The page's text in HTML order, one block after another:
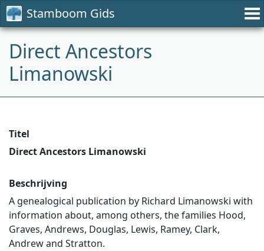
Stamboom Gids
Direct Ancestors
Limanowski
Titel
Direct Ancestors Limanowski
Beschrijving
A genealogical publication by Richard Limanowski with
information about, among others, the families Hood,
Graves, Andrews, Douglas, Lewis, Ramey, Clark,
Andrew and Stratton.